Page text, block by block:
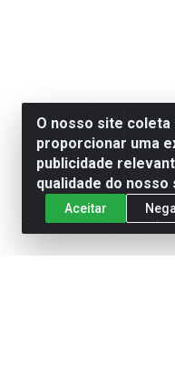
O nosso site
proporcionar uma
publicidade
qualidade do nosso
Aceitar